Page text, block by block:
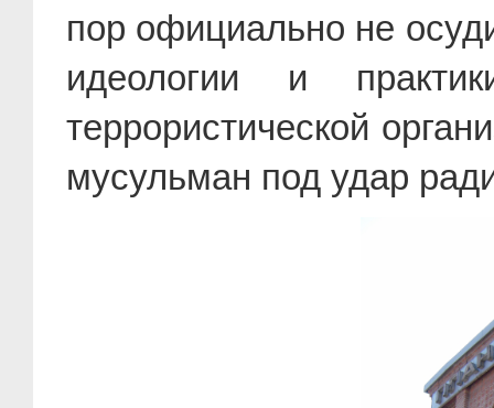
пор официально не
идеологии и
террористической
мусульман под удар